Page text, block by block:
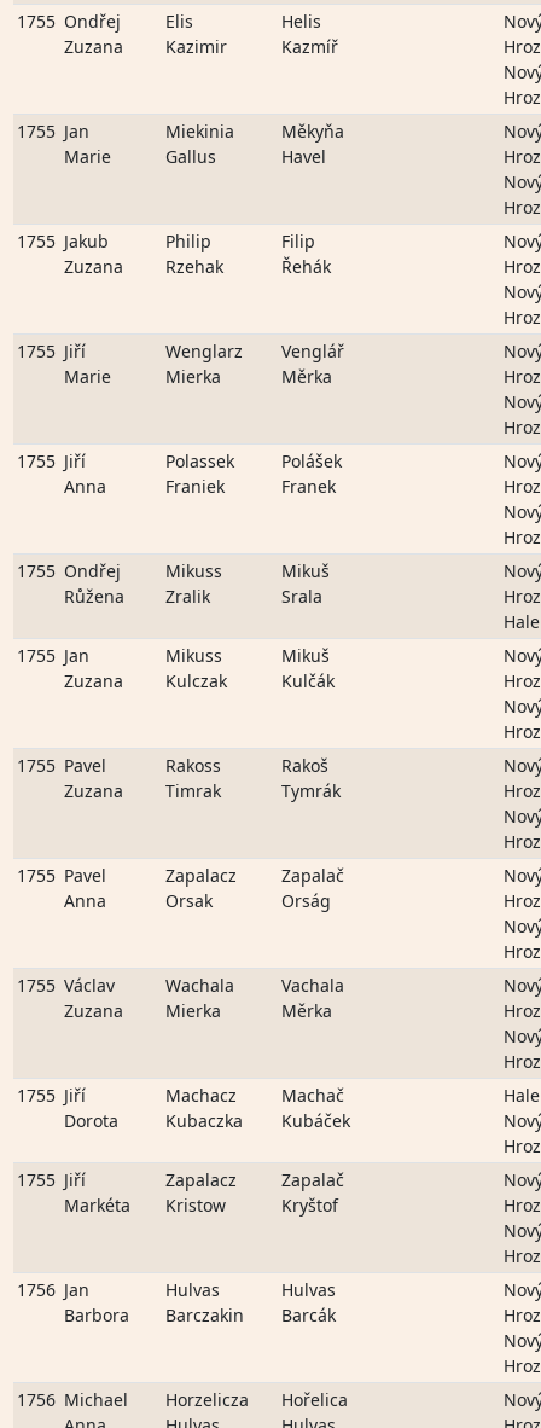
1755 Ondřej
Zuzana
Elis
Kazimir
Helis
Kazmíř
1755 Jan
Marie
Miekinia
Gallus
Měkyňa
Havel
1755 Jakub
Zuzana
Philip
Rzehak
Filip
Řehák
1755 Jiří
Marie
Wenglarz
Mierka
Venglář
Měrka
1755 Jiří
Anna
Polassek
Franiek
Polášek
Franek
1755 Ondřej
Růžena
Mikuss
Zralik
Mikuš
Srala
1755 Jan
Zuzana
Mikuss
Kulczak
Mikuš
Kulčák
1755 Pavel
Zuzana
Rakoss
Timrak
Rakoš
Tymrák
1755 Pavel
Anna
Zapalacz
Orsak
Zapalač
Orság
1755 Václav
Zuzana
Wachala
Mierka
Vachala
Měrka
1755 Jiří
Dorota
Machacz
Kubaczka
Machač
Kubáček
1755 Jiří
Markéta
Zapalacz
Kristow
Zapalač
Kryštof
1756 Jan
Barbora
Hulvas
Barczakin
Hulvas
Barcák
1756 Michael
Horzelicza
Hořelica